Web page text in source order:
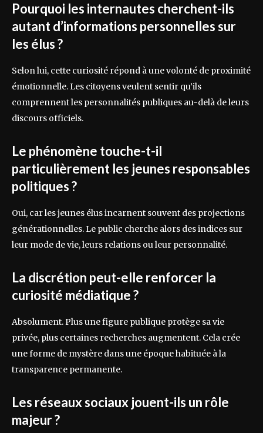
Pourquoi les internautes cherchent-ils
autant d’informations personnelles sur
les élus ?
Selon lui, cette curiosité répond à une volonté de proximité
émotionnelle. Les citoyens veulent sentir qu’ils
comprennent les personnalités publiques au-delà de leurs
discours officiels.
Le phénomène touche-t-il
particulièrement les jeunes responsables
politiques ?
Oui, car les jeunes élus incarnent souvent des projections
générationnelles. Le public cherche alors des indices sur
leur mode de vie, leurs relations ou leur personnalité.
La discrétion peut-elle renforcer la
curiosité médiatique ?
Absolument. Plus une figure publique protège sa vie
privée, plus certaines recherches augmentent. Cela crée
une forme de mystère dans une époque habituée à la
transparence permanente.
Les réseaux sociaux jouent-ils un rôle
majeur ?